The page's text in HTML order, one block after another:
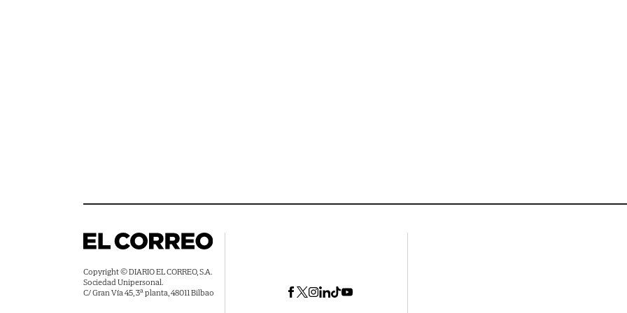
Copyright © DIARIO EL CORREO, S.A.
Sociedad Unipersonal.
C/ Gran Vía 45, 3ª planta, 48011 Bilbao